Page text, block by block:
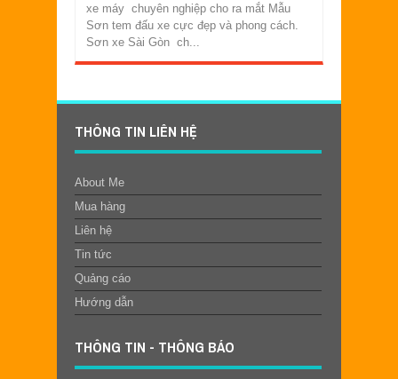
xe máy chuyên nghiệp cho ra mắt Mẫu
Sơn tem đấu xe cực đẹp và phong cách.
Sơn xe Sài Gòn ch...
THÔNG TIN LIÊN HỆ
About Me
Mua hàng
Liên hệ
Tin tức
Quảng cáo
Hướng dẫn
THÔNG TIN - THÔNG BÁO